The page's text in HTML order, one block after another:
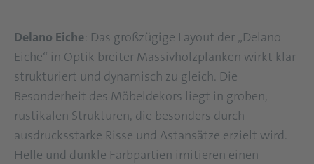
Delano Eiche: Das großzügige Layout der „Delano
Eiche“ in Optik breiter Massivholzplanken wirkt klar
strukturiert und dynamisch zu gleich. Die
Besonderheit des Möbeldekors liegt in groben,
rustikalen Strukturen, die besonders durch
ausdrucksstarke Risse und Astansätze erzielt wird.
Helle und dunkle Farbpartien imitieren einen